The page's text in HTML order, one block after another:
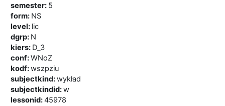
semester: 5
form: NS
level: lic
dgrp: N
kiers: D_3
conf:WNoZ
kodf:wszpziu
subjectkind:wykład
subjectkindid:w
lessonid:45978